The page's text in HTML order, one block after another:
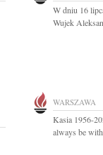
W dniu 16
Wujek
WARSZAWA
Kasia 1956-
always be